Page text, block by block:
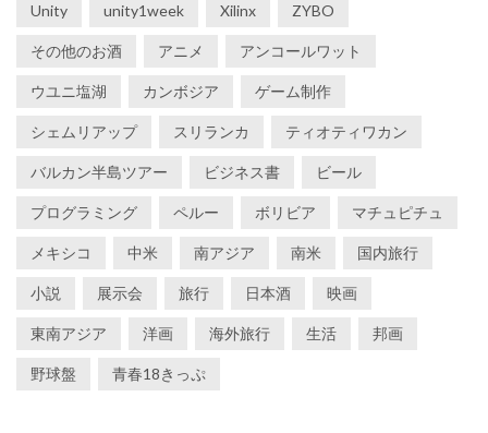
Unity unity1week Xilinx ZYBO
その他のお酒 アニメ アンコールワット
ウユニ塩湖 カンボジア ゲーム制作
シェムリアップ スリランカ ティオティワカン
バルカン半島ツアー ビジネス書 ビール
プログラミング ペルー ボリビア マチュピチュ
メキシコ 中米 南アジア 南米 国内旅行
小説 展示会 旅行 日本酒 映画
東南アジア 洋画 海外旅行 生活 邦画
野球盤 青春18きっぷ